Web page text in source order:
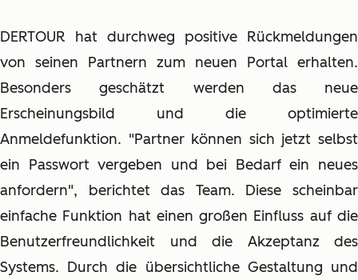
DERTOUR hat durchweg positive Rückmeldungen
von seinen Partnern zum neuen Portal erhalten.
Besonders geschätzt werden das neue
Erscheinungsbild und die optimierte
Anmeldefunktion. "Partner können sich jetzt selbst
ein Passwort vergeben und bei Bedarf ein neues
anfordern", berichtet das Team. Diese scheinbar
einfache Funktion hat einen großen Einfluss auf die
Benutzerfreundlichkeit und die Akzeptanz des
Systems. Durch die übersichtliche Gestaltung und